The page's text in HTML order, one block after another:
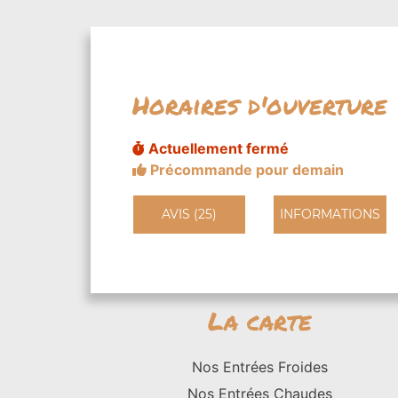
Horaires d'ouverture
Actuellement fermé
Précommande pour demain
AVIS (25) INFORMATIONS
La carte
Nos Entrées Froides
Nos Entrées Chaudes